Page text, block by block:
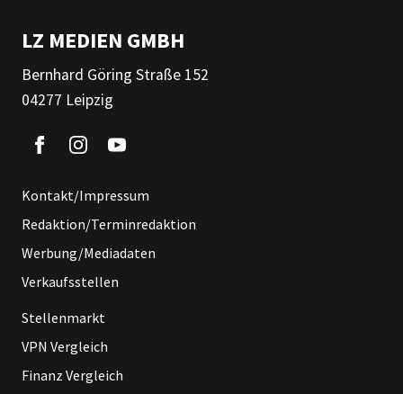
LZ MEDIEN GMBH
Bernhard Göring Straße 152
04277 Leipzig
Kontakt/Impressum
Redaktion/Terminredaktion
Werbung/Mediadaten
Verkaufsstellen
Stellenmarkt
VPN Vergleich
Finanz Vergleich